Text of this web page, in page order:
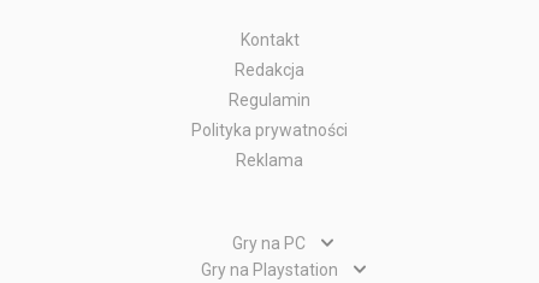
Kontakt
Redakcja
Regulamin
Polityka prywatności
Reklama
Gry na PC
Gry PC
Gry na Playstation